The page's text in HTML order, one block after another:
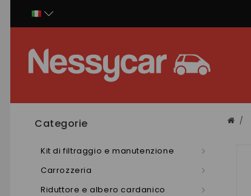
Categorie
Kit di filtraggio e manutenzione
Carrozzeria
Riduttore e albero cardanico